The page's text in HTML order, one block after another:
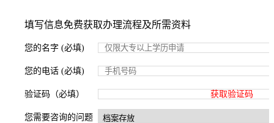
填写信息免费获取办理流程及所需资料
您的名字 (必填)
您的电话 (必填)
验证码（必填） 获取验证码
您需要咨询的问题